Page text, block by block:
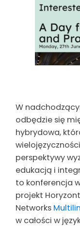
W
odbędzie się
hybrydowa,
perspektywy
edukacją i
to konferencja
projekt
Networks
w całości w